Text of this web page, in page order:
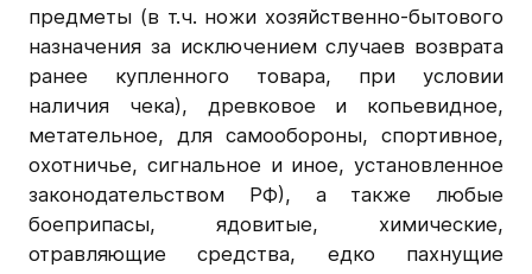
предметы (в т.ч. ножи хозяйственно-бытового
назначения за исключением случаев возврата
ранее купленного товара, при условии
наличия чека), древковое и копьевидное,
метательное, для самообороны, спортивное,
охотничье, сигнальное и иное, установленное
законодательством РФ), а также любые
боеприпасы, ядовитые, химические,
отравляющие средства, едко пахнущие